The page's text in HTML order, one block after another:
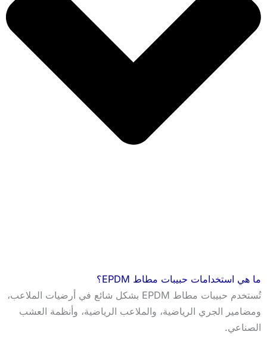
ما هي استخدامات حبيبات مطاط EPDM؟
تُستخدم حبيبات مطاط EPDM بشكل شائع في أرضيات الملاعب،
ومضامير الجري الرياضية، والملاعب الرياضية، وأنظمة العشب
الصناعي.